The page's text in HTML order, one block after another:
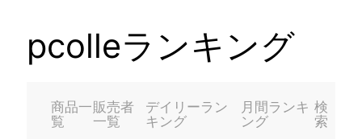
pcolleランキング
商品一
覧
販売者
一覧
デイリーラン
キング
月間ランキ
ング
検
索